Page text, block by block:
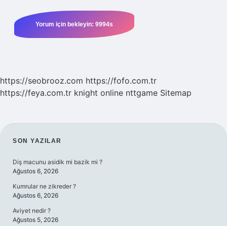
https://seobrooz.com https://fofo.com.tr
https://feya.com.tr knight online nttgame Sitemap
SIDEBAR
SON YAZILAR
Diş macunu asidik mi bazik mi ?
Ağustos 6, 2026
Kumrular ne zikreder ?
Ağustos 6, 2026
Aviyet nedir ?
Ağustos 5, 2026